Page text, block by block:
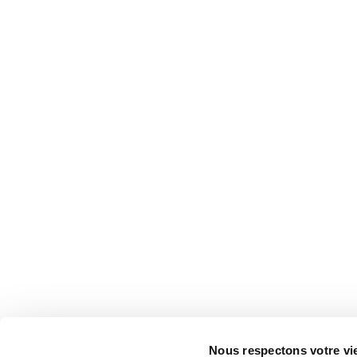
Nous respectons votre